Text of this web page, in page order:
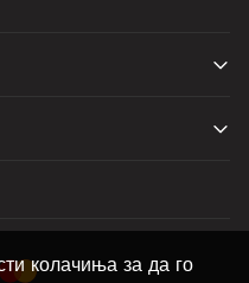
колачиња за да го